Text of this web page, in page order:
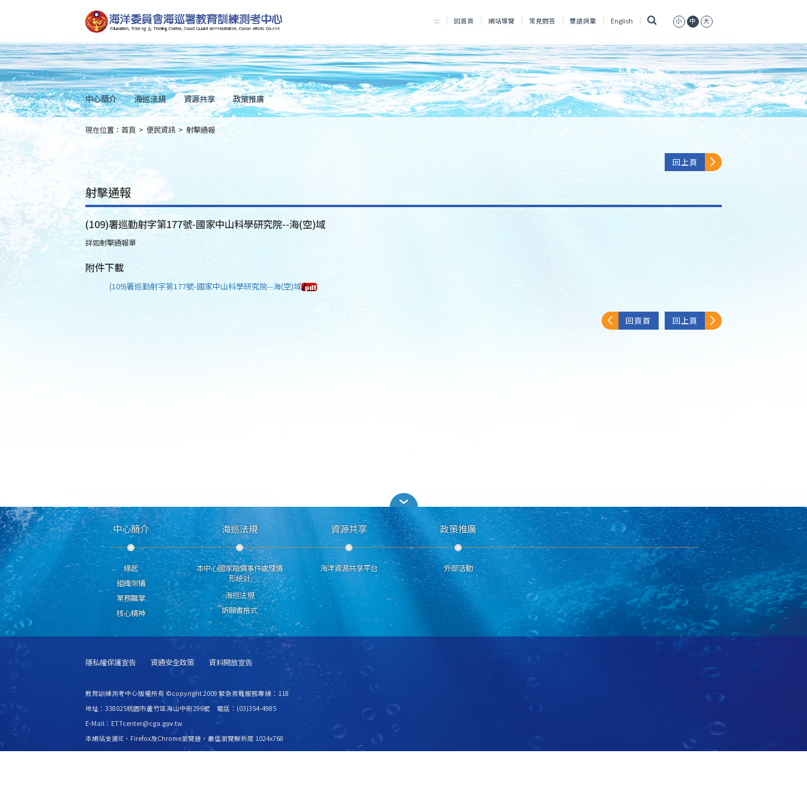
到
主
要
內
容
Skip
to
main
content
::: 回首頁 網站導覽 常見問答 雙語詞彙 English 小 中 大
中心簡介 海巡法規 資源共享 政策推廣
::: 現在位置： 首頁 > 便民資訊 > 射擊通報
回上頁
射擊通報
(109)署巡勤射字第177號-國家中山科學研究院--海(空)域
詳如射擊通報單
附件下載
(109)署巡勤射字第177號-國家中山科學研究院--海(空)域
回頁首 回上頁
中心簡介
緣起
組織架構
業務職掌
核心精神
海巡法規
本中心國家賠償事件處理情
形統計
海巡法規
訴願書格式
資源共享
海洋資源共享平台
政策推廣
外部活動
隱私權保護宣告 資通安全政策 資料開放宣告
教育訓練測考中心版權所有 ©copyright 2009 緊急救難服務專線：118
地址：338025桃園市蘆竹區海山中街296號 電話：(03)354-4985
E-Mail：ETTcenter@cga.gov.tw
本網站支援IE、Firefox及Chrome瀏覽器，最佳瀏覽解析度 1024x768
更新日期115年08月09日 瀏覽人次2533730